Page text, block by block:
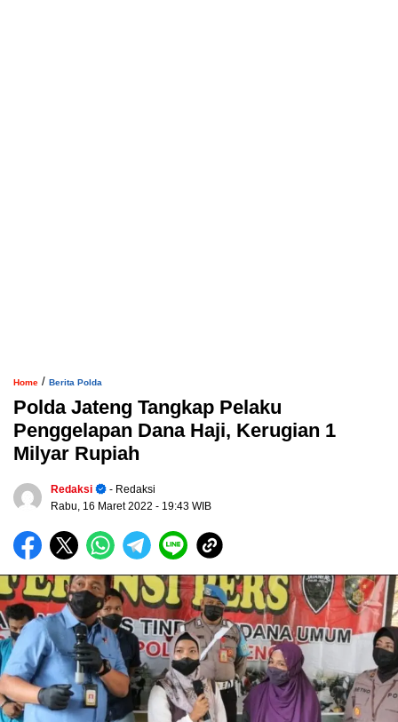
Home / Berita Polda
Polda Jateng Tangkap Pelaku
Penggelapan Dana Haji, Kerugian 1
Milyar Rupiah
Redaksi
- Redaksi
Rabu, 16 Maret 2022 - 19:43 WIB